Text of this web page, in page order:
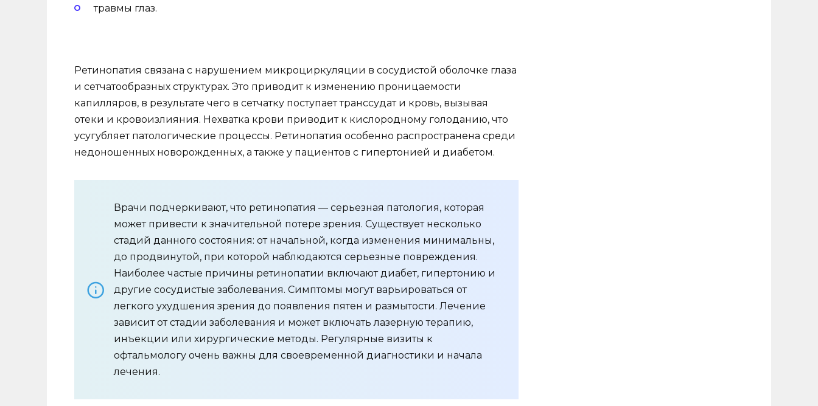
травмы глаз.
Ретинопатия связана с нарушением микроциркуляции в сосудистой оболочке глаза
и сетчатообразных структурах. Это приводит к изменению проницаемости
капилляров, в результате чего в сетчатку поступает транссудат и кровь, вызывая
отеки и кровоизлияния. Нехватка крови приводит к кислородному голоданию, что
усугубляет патологические процессы. Ретинопатия особенно распространена среди
недоношенных новорожденных, а также у пациентов с гипертонией и диабетом.
Врачи подчеркивают, что ретинопатия — серьезная патология, которая
может привести к значительной потере зрения. Существует несколько
стадий данного состояния: от начальной, когда изменения минимальны,
до продвинутой, при которой наблюдаются серьезные повреждения.
Наиболее частые причины ретинопатии включают диабет, гипертонию и
другие сосудистые заболевания. Симптомы могут варьироваться от
легкого ухудшения зрения до появления пятен и размытости. Лечение
зависит от стадии заболевания и может включать лазерную терапию,
инъекции или хирургические методы. Регулярные визиты к
офтальмологу очень важны для своевременной диагностики и начала
лечения.